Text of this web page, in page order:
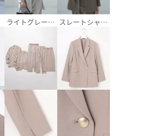
ライトグレーシャンブレー[603]
スレートシャンブレー[604]